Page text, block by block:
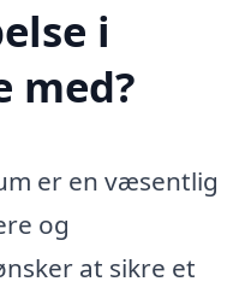
i
med?
er en væsentlig
og
at sikre et